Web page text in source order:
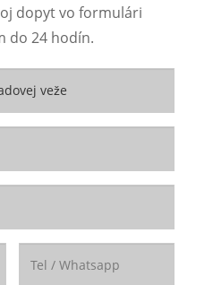
dopyt vo formulári
do 24 hodín.